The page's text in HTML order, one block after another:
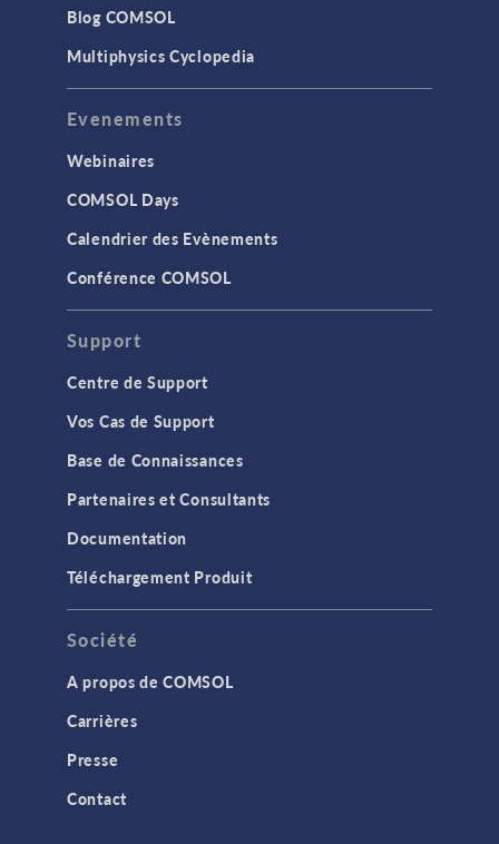
Blog COMSOL
Multiphysics Cyclopedia
Evenements
Webinaires
COMSOL Days
Calendrier des Evènements
Conférence COMSOL
Support
Centre de Support
Vos Cas de Support
Base de Connaissances
Partenaires et Consultants
Documentation
Téléchargement Produit
Société
A propos de COMSOL
Carrières
Presse
Contact